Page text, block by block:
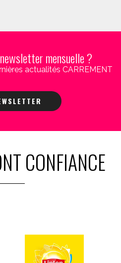
mensuelle ?
actualités CARREMENT
CONFIANCE